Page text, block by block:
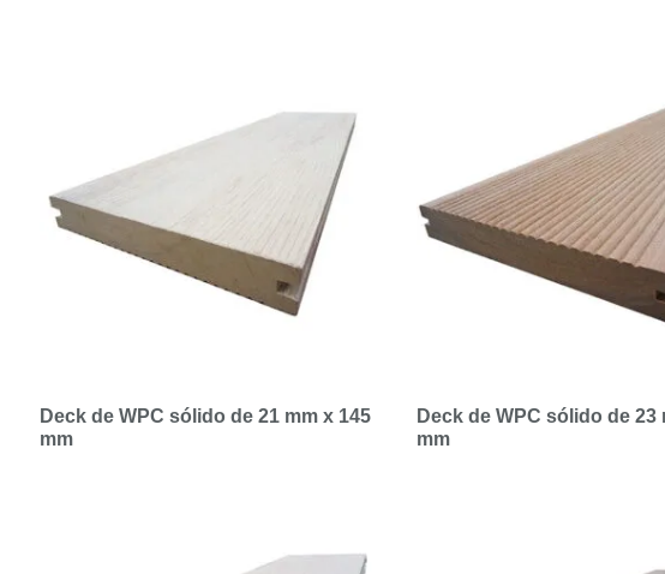
Deck de WPC sólido de 21 mm x 145
mm
Deck de WPC sólido de 23
mm